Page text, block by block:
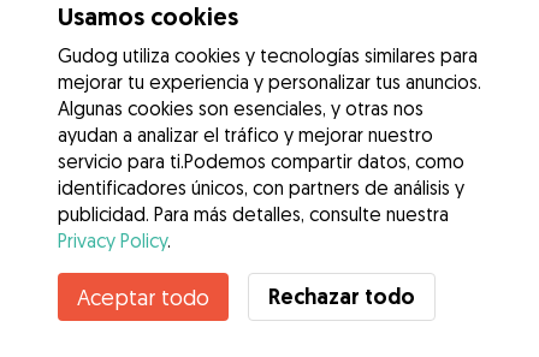
Usamos cookies
Gudog utiliza cookies y tecnologías similares para
mejorar tu experiencia y personalizar tus anuncios.
Algunas cookies son esenciales, y otras nos
ayudan a analizar el tráfico y mejorar nuestro
servicio para ti.Podemos compartir datos, como
identificadores únicos, con partners de análisis y
publicidad. Para más detalles, consulte nuestra
Privacy Policy.
Aceptar todo Rechazar todo